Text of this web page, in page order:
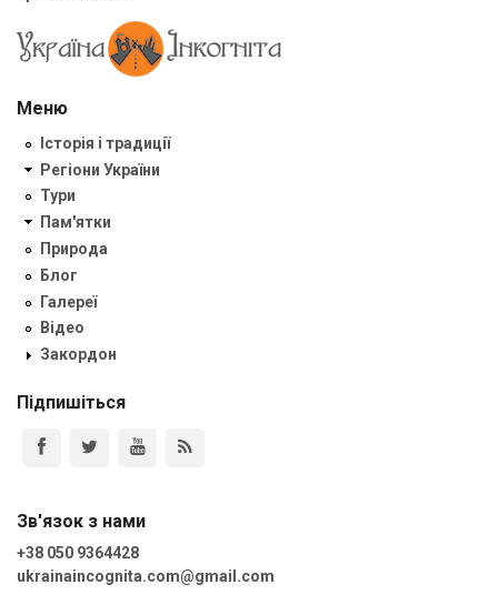
Меню
Історія і традиції
Регіони України
Тури
Пам'ятки
Природа
Блог
Галереї
Відео
Закордон
Підпишіться
Зв'язок з нами
+38 050 9364428
ukrainaincognita.com@gmail.com